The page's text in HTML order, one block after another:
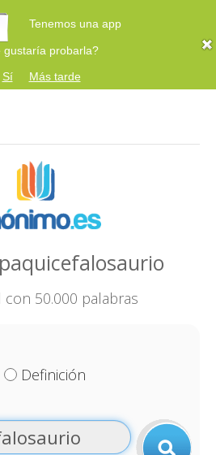
Tenemos una app
probarla?
Sí
Más tarde
50.000 palabras
Definición